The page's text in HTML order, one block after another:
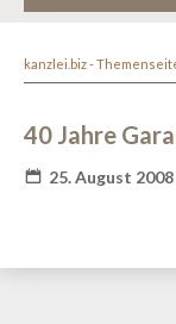
kanzlei.biz -
40 Jahre
25. August 2008